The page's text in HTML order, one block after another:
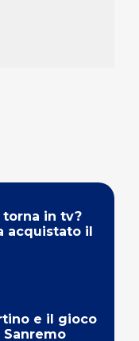
torna in tv?
acquistato il
e il gioco
Sanremo